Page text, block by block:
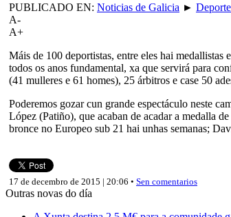
PUBLICADO EN: Noticias de Galicia ►
A-
A+
Máis de 100 deportistas, entre eles hai
todos os anos fundamental, xa que servirá para
(41 mulleres e 61 homes), 25 árbitros e case 50
Poderemos gozar cun grande espectáculo neste
López (Patiño), que acaban de acadar a medalla
bronce no Europeo sub 21 hai unhas semanas;
17 de decembro de 2015 | 20:06 • Sen comentarios
Outras novas do día